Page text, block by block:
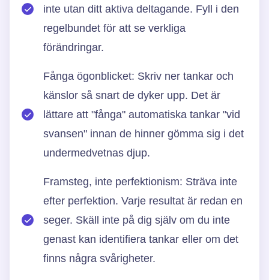
inte utan ditt aktiva deltagande. Fyll i den
regelbundet för att se verkliga
förändringar.
Fånga ögonblicket: Skriv ner tankar och
känslor så snart de dyker upp. Det är
lättare att "fånga" automatiska tankar "vid
svansen" innan de hinner gömma sig i det
undermedvetnas djup.
Framsteg, inte perfektionism: Sträva inte
efter perfektion. Varje resultat är redan en
seger. Skäll inte på dig själv om du inte
genast kan identifiera tankar eller om det
finns några svårigheter.